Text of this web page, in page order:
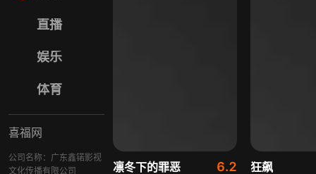
直播
娱乐
体育
喜福网
公司名称：广东鑫锘影视
文化传播有限公司
凛冬下的罪恶 6.2 狂飙